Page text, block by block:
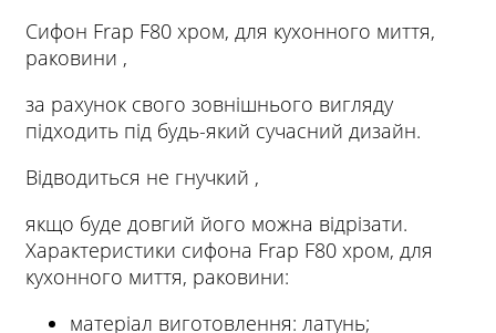
Сифон Frap F80 хром, для кухонного миття,
раковини ,
за рахунок свого зовнішнього вигляду
підходить під будь-який сучасний дизайн.
Відводиться не гнучкий ,
якщо буде довгий його можна відрізати.
Характеристики сифона Frap F80 хром, для
кухонного миття, раковини:
матеріал виготовлення: латунь;